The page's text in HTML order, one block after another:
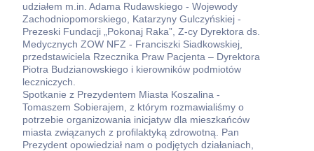
udziałem m.in. Adama Rudawskiego - Wojewody
Zachodniopomorskiego, Katarzyny Gulczyńskiej -
Prezeski Fundacji „Pokonaj Raka”, Z-cy Dyrektora ds.
Medycznych ZOW NFZ - Franciszki Siadkowskiej,
przedstawiciela Rzecznika Praw Pacjenta – Dyrektora
Piotra Budzianowskiego i kierowników podmiotów
leczniczych.
Spotkanie z Prezydentem Miasta Koszalina -
Tomaszem Sobierajem, z którym rozmawialiśmy o
potrzebie organizowania inicjatyw dla mieszkańców
miasta związanych z profilaktyką zdrowotną. Pan
Prezydent opowiedział nam o podjętych działaniach,